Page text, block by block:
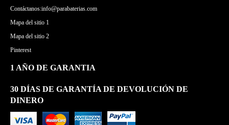
Contáctanos:info@parabaterias.com
Mapa del sitio 1
Mapa del sitio 2
Pinterest
1 AÑO DE GARANTIA
30 DÍAS DE GARANTÍA DE DEVOLUCIÓN DE
DINERO